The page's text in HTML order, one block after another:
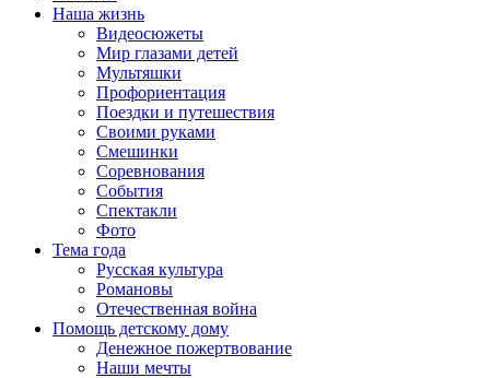
Наша жизнь
Видеосюжеты
Мир глазами детей
Мультяшки
Профориентация
Поездки и путешествия
Своими руками
Смешинки
Соревнования
События
Спектакли
Фото
Тема года
Русская культура
Романовы
Отечественная война
Помощь детскому дому
Денежное пожертвование
Наши мечты